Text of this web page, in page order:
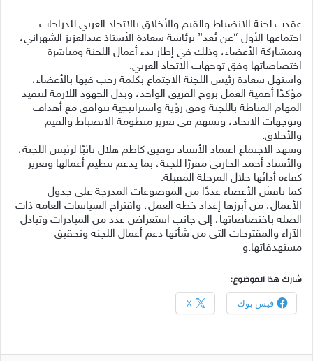
عقدت لجنة الانضباط والقيم والأخلاق بالاتحاد العربي للدراجات
اجتماعها الأول “عن بُعد” برئاسة سعادة الأستاذ عبدالعزيز الشهراني،
وبمشاركة الأعضاء، وذلك في إطار بدء أعمال اللجنة ومباشرة
اختصاصاتها وفق توجهات الاتحاد العربي.
واستهل سعادة رئيس اللجنة الاجتماع بكلمة رحب فيها بالأعضاء،
مؤكدًا أهمية العمل بروح الفريق الواحد، وبذل الجهود اللازمة لتنفيذ
المهام المناطة باللجنة وفق رؤية واستراتيجية تتوافق مع أهداف
وتوجهات الاتحاد، وتسهم في تعزيز منظومة الانضباط والقيم
والأخلاق.
وشهد الاجتماع اعتماد الأستاذ توفيق كاظم هلال نائبًا لرئيس اللجنة،
والأستاذ أحمد الحارثي مقررًا للجنة، بما يدعم تنظيم أعمالها وتعزيز
كفاءة أدائها خلال المرحلة المقبلة.
كما ناقش الأعضاء عددًا من الموضوعات المدرجة على جدول
الأعمال، من أبرزها إعداد خطة العمل، واقتراح السياسات العامة ذات
الصلة باختصاصاتها، إلى جانب استعراض عدد من المبادرات وتبادل
الآراء والمقترحات التي من شأنها دعم أعمال اللجنة وتحقيق
مستهدفاتها.و
شارك هذا الموضوع:
فيس بوك X